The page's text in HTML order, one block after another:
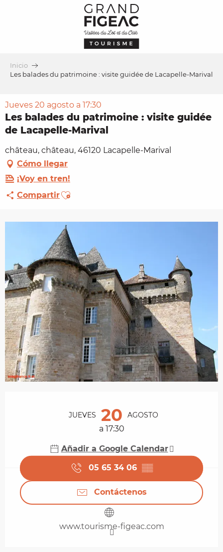
Inicio
Les balades du patrimoine : visite guidée de Lacapelle-Marival
Jueves 20 agosto a 17:30
Les balades du patrimoine : visite guidée
de Lacapelle-Marival
château, château, 46120 Lacapelle-Marival
Cómo llegar
¡Voy en tren!
CompartirAjouter aux favoris
JUEVES 20 AGOSTO
a 17:30
Añadir a Google Calendar
05 65 34 06 ▒▒
Contáctenos
www.tourisme-figeac.com